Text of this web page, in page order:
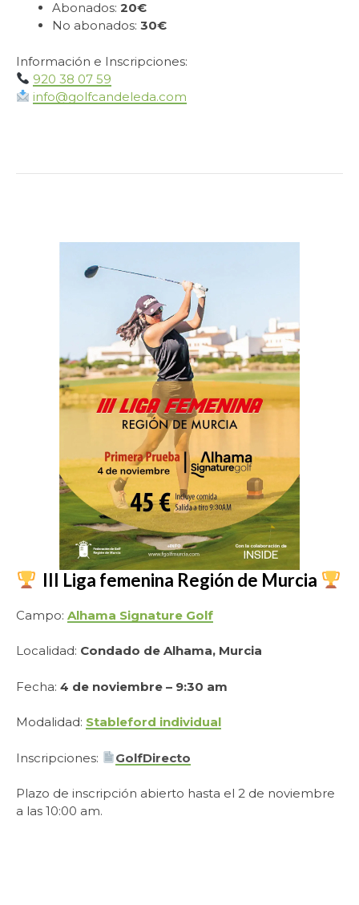
Abonados: 20€
No abonados: 30€
Información e Inscripciones:
920 38 07 59
info@golfcandeleda.com
III Liga femenina Región de Murcia
Campo: Alhama Signature Golf
Localidad: Condado de Alhama, Murcia
Fecha: 4 de noviembre – 9:30 am
Modalidad: Stableford individual
Inscripciones: GolfDirecto
Plazo de inscripción abierto hasta el 2 de noviembre
a las 10:00 am.